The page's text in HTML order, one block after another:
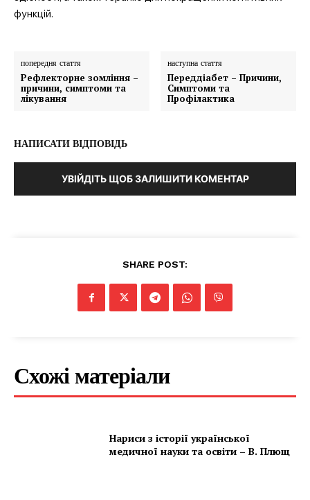
функцій.
попередня стаття
Рефлекторне зомління –
причини, симптоми та
лікування
наступна стаття
Переддіабет – Причини,
Симптоми та
Профілактика
НАПИСАТИ ВІДПОВІДЬ
УВІЙДІТЬ ЩОБ ЗАЛИШИТИ КОМЕНТАР
SHARE POST:
Схожі матеріали
Нариси з історії української
медичної науки та освіти – В. Плющ